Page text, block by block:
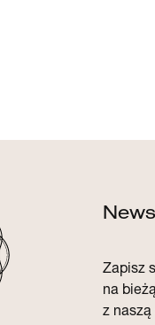
Zapisz
na
z naszą